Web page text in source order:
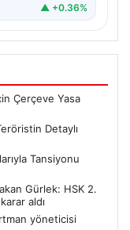
▲ +0.36%
Çerçeve Yasa
Detaylı
Tansiyonu
Gürlek: HSK 2.
aldı
yöneticisi